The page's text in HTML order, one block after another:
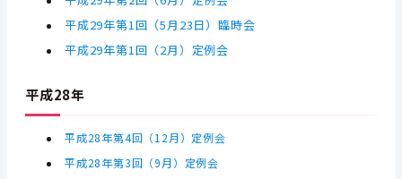
平成29年第1回（5月23日）臨時会
平成29年第1回（2月）定例会
平成28年
平成28年第4回（12月）定例会
平成28年第3回（9月）定例会